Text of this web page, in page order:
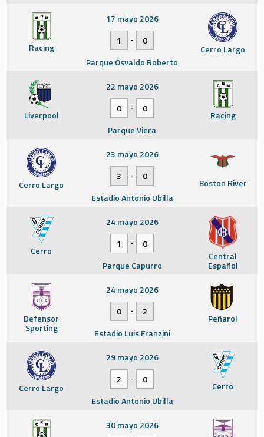
Racing Cerro Largo
17 mayo 2026
1
-
0
Parque Osvaldo Roberto
Liverpool Racing
22 mayo 2026
0
-
0
Parque Viera
Cerro Largo Boston River
23 mayo 2026
3
-
0
Estadio Antonio Ubilla
Cerro Central
Español
24 mayo 2026
1
-
0
Parque Capurro
Defensor
Sporting
Peñarol
24 mayo 2026
0
-
2
Estadio Luis Franzini
Cerro Largo Cerro
29 mayo 2026
2
-
0
Estadio Antonio Ubilla
30 mayo 2026